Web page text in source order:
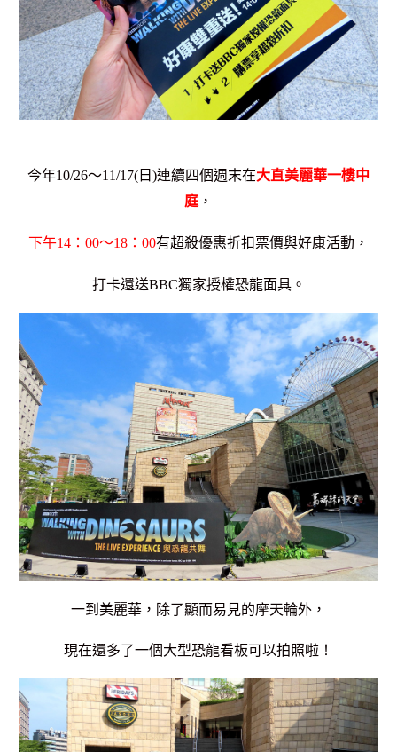
今年10/26～11/17(日)連續四個週末在大直美麗華一樓中
庭 ，
下午14：00～18：00有超殺優惠折扣票價與好康活動，
打卡還送BBC獨家授權恐龍面具。
一到美麗華，除了顯而易見的摩天輪外，
現在還多了一個大型恐龍看板可以拍照啦！